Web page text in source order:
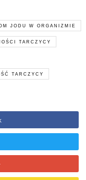
JODU W ORGANIZMIE
TARCZYCY
TARCZYCY